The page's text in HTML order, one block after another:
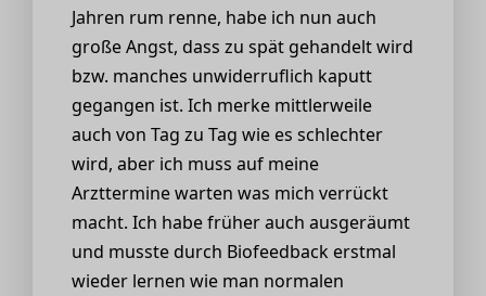
Jahren rum renne, habe ich nun auch
große Angst, dass zu spät gehandelt wird
bzw. manches unwiderruflich kaputt
gegangen ist. Ich merke mittlerweile
auch von Tag zu Tag wie es schlechter
wird, aber ich muss auf meine
Arzttermine warten was mich verrückt
macht. Ich habe früher auch ausgeräumt
und musste durch Biofeedback erstmal
wieder lernen wie man normalen